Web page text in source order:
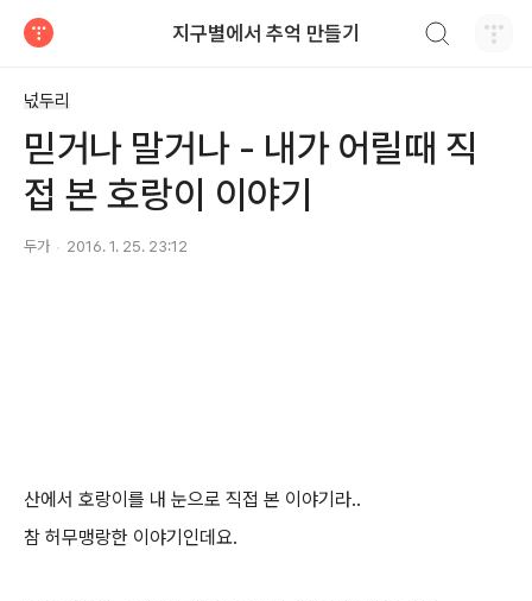
지구별에서 추억 만들기
넋두리
믿거나 말거나 - 내가 어릴때 직
접 본 호랑이 이야기
두가 2016. 1. 25. 23:12
산에서 호랑이를 내 눈으로 직접 본 이야기라..
참 허무맹랑한 이야기인데요.